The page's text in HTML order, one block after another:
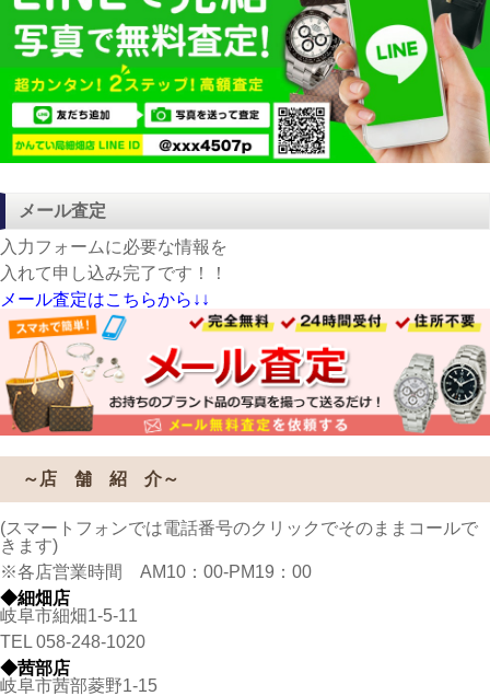
メール査定
入力フォームに必要な情報を
入れて申し込み完了です！！
メール査定はこちらから↓↓
～店 舗 紹 介～
(スマートフォンでは電話番号のクリックでそのままコールで
きます)
※各店営業時間 AM10：00-PM19：00
◆細畑店
岐阜市細畑1-5-11
TEL 058-248-1020
◆茜部店
岐阜市茜部菱野1-15